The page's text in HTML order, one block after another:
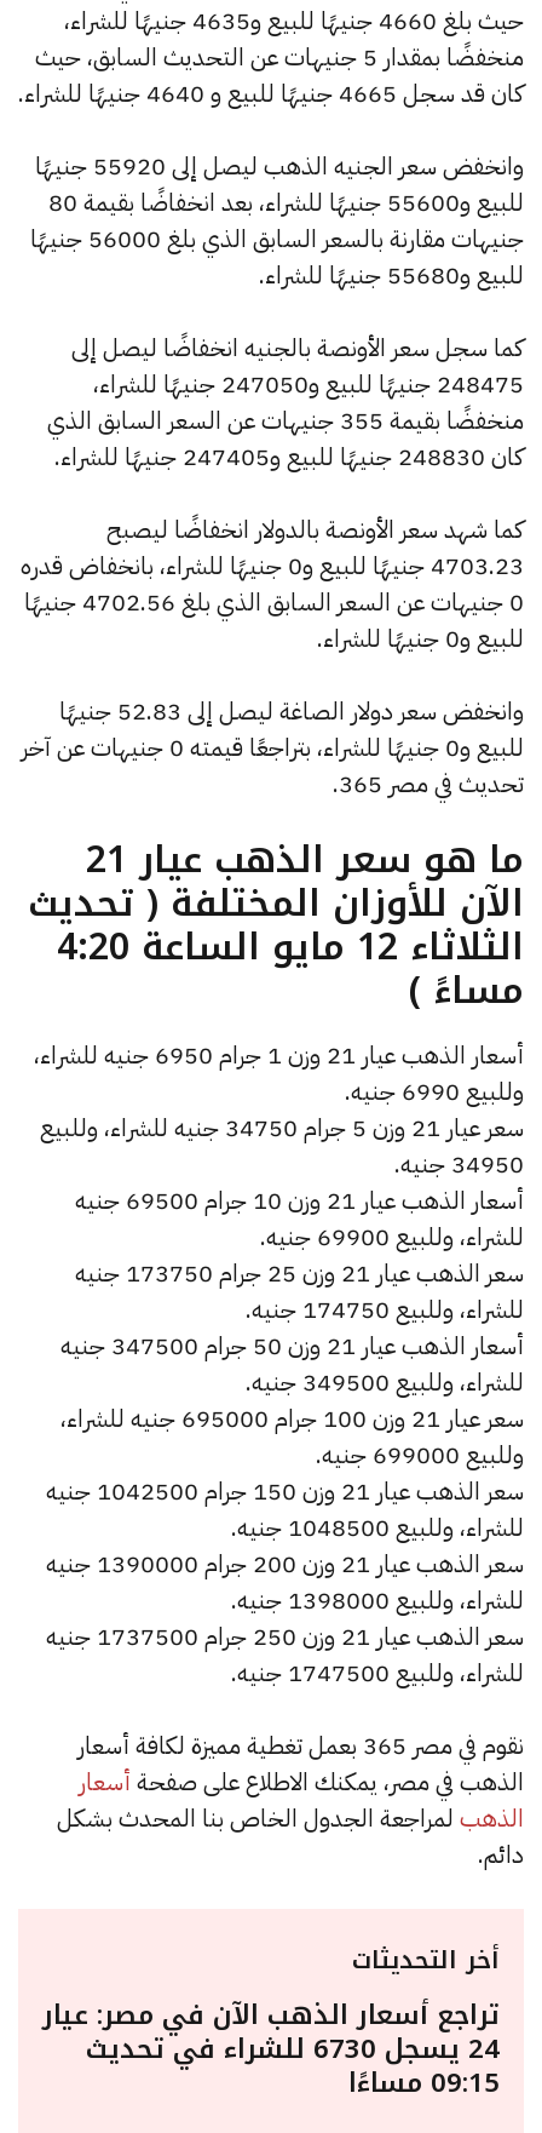
حيث بلغ 4660 جنيهًا للبيع و4635 جنيهًا للشراء،
منخفضًا بمقدار 5 جنيهات عن التحديث السابق، حيث
كان قد سجل 4665 جنيهًا للبيع و 4640 جنيهًا للشراء.
وانخفض سعر الجنيه الذهب ليصل إلى 55920 جنيهًا
للبيع و55600 جنيهًا للشراء، بعد انخفاضًا بقيمة 80
جنيهات مقارنة بالسعر السابق الذي بلغ 56000 جنيهًا
للبيع و55680 جنيهًا للشراء.
كما سجل سعر الأونصة بالجنيه انخفاضًا ليصل إلى
248475 جنيهًا للبيع و247050 جنيهًا للشراء،
منخفضًا بقيمة 355 جنيهات عن السعر السابق الذي
كان 248830 جنيهًا للبيع و247405 جنيهًا للشراء.
كما شهد سعر الأونصة بالدولار انخفاضًا ليصبح
4703.23 جنيهًا للبيع و0 جنيهًا للشراء، بانخفاض قدره
0 جنيهات عن السعر السابق الذي بلغ 4702.56 جنيهًا
للبيع و0 جنيهًا للشراء.
وانخفض سعر دولار الصاغة ليصل إلى 52.83 جنيهًا
للبيع و0 جنيهًا للشراء، بتراجعًا قيمته 0 جنيهات عن آخر
تحديث في مصر 365.
ما هو سعر الذهب عيار 21
الآن للأوزان المختلفة ( تحديث
الثلاثاء 12 مايو الساعة 4:20
مساءً )
أسعار الذهب عيار 21 وزن 1 جرام 6950 جنيه للشراء،
وللبيع 6990 جنيه.
سعر عيار 21 وزن 5 جرام 34750 جنيه للشراء، وللبيع
34950 جنيه.
أسعار الذهب عيار 21 وزن 10 جرام 69500 جنيه
للشراء، وللبيع 69900 جنيه.
سعر الذهب عيار 21 وزن 25 جرام 173750 جنيه
للشراء، وللبيع 174750 جنيه.
أسعار الذهب عيار 21 وزن 50 جرام 347500 جنيه
للشراء، وللبيع 349500 جنيه.
سعر عيار 21 وزن 100 جرام 695000 جنيه للشراء،
وللبيع 699000 جنيه.
سعر الذهب عيار 21 وزن 150 جرام 1042500 جنيه
للشراء، وللبيع 1048500 جنيه.
سعر الذهب عيار 21 وزن 200 جرام 1390000 جنيه
للشراء، وللبيع 1398000 جنيه.
سعر الذهب عيار 21 وزن 250 جرام 1737500 جنيه
للشراء، وللبيع 1747500 جنيه.
نقوم في مصر 365 بعمل تغطية مميزة لكافة أسعار
الذهب في مصر، يمكنك الاطلاع على صفحة أسعار
الذهب لمراجعة الجدول الخاص بنا المحدث بشكل
دائم.
أخر التحديثات
تراجع أسعار الذهب الآن في مصر: عيار
24 يسجل 6730 للشراء في تحديث
09:15 مساءًا